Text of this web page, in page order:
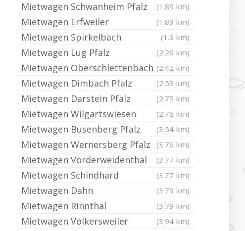
Mietwagen Schwanheim Pfalz (1.89 km)
Mietwagen Erfweiler (1.89 km)
Mietwagen Spirkelbach (1.9 km)
Mietwagen Lug Pfalz (2.26 km)
Mietwagen Oberschlettenbach (2.42 km)
Mietwagen Dimbach Pfalz (2.53 km)
Mietwagen Darstein Pfalz (2.75 km)
Mietwagen Wilgartswiesen (2.76 km)
Mietwagen Busenberg Pfalz (3.54 km)
Mietwagen Wernersberg Pfalz (3.76 km)
Mietwagen Vorderweidenthal (3.77 km)
Mietwagen Schindhard (3.77 km)
Mietwagen Dahn (3.79 km)
Mietwagen Rinnthal (3.79 km)
Mietwagen Völkersweiler (3.94 km)